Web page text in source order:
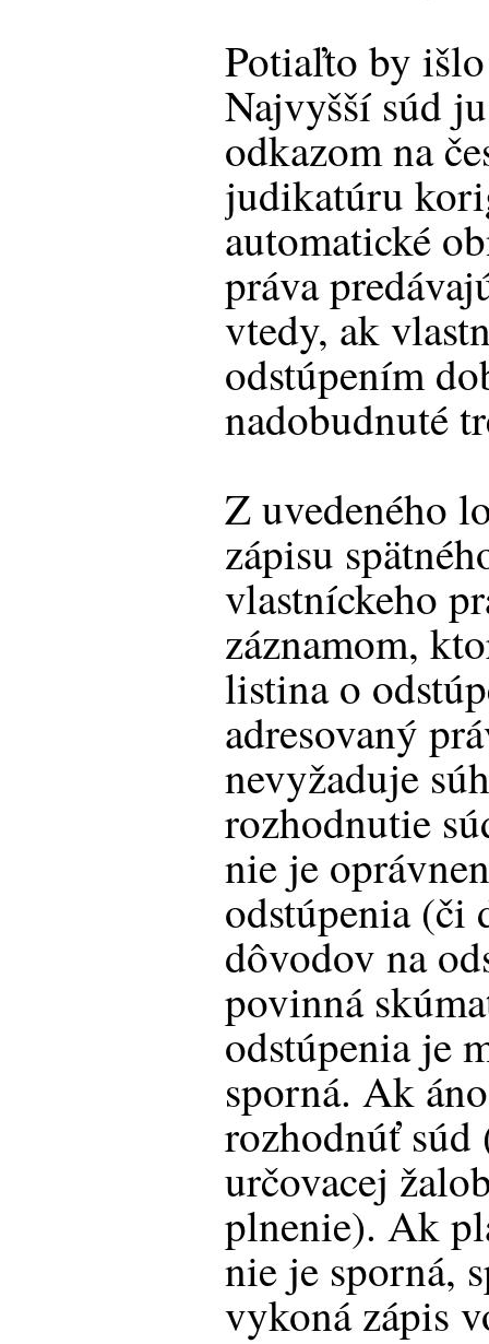
Potiaľto by
Najvyšší súd
odkazom na
judikatúru
automatické
práva
vtedy, ak
odstúpením
nadobudnuté
Z uvedeného
zápisu
vlastníckeho
záznamom,
listina o
adresovaný
nevyžaduje
rozhodnutie
nie je
odstúpenia (či
dôvodov na
povinná
odstúpenia je
sporná. Ak
rozhodnúť súd
určovacej
plnenie). Ak
nie je sporná,
vykoná zápis